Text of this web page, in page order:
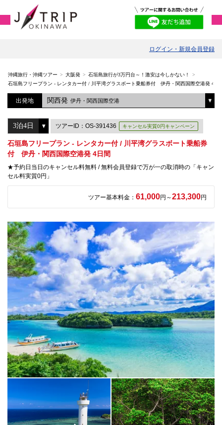
ログイン・新規会員登録
沖縄旅行・沖縄ツアー 大阪発
石垣島旅行が3万円台～！激安は今しかない！
石垣島フリープラン - レンタカー付 / 川平湾グラスボート乗船券付 伊丹・関西国際空港発 4日
出発地 関西発 伊丹・関西国際空港
ツアーID：OS-391436 キャンセル実質0円キャンペーン
石垣島フリープラン - レンタカー付 / 川平湾グラスボート乗船券
付 伊丹・関西国際空港発 4日間
★予約日当日のキャンセル料無料 / 無料会員登録で万が一の取消時の「キャン
セル料実質0円」
ツアー基本料金： 61,000円～213,300円